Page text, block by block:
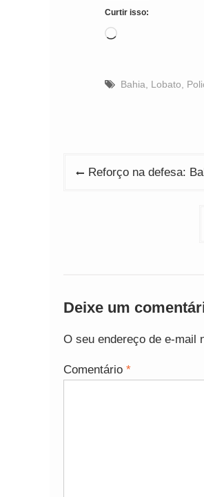
Curtir isso:
Carregando...
Bahia Lobato
Navegação
Reforço na defesa:
Deixe um
O seu endereço de e-mail
Comentário *